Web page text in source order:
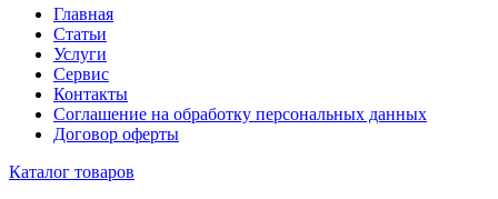
Главная
Статьи
Услуги
Сервис
Контакты
Соглашение на обработку персональных данных
Договор оферты
Каталог товаров